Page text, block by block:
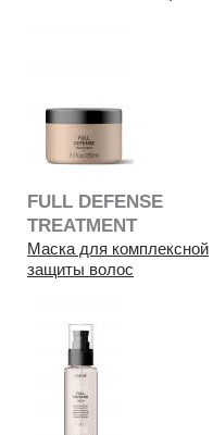
FULL DEFENSE
TREATMENT
Маска для комплексной
защиты волос